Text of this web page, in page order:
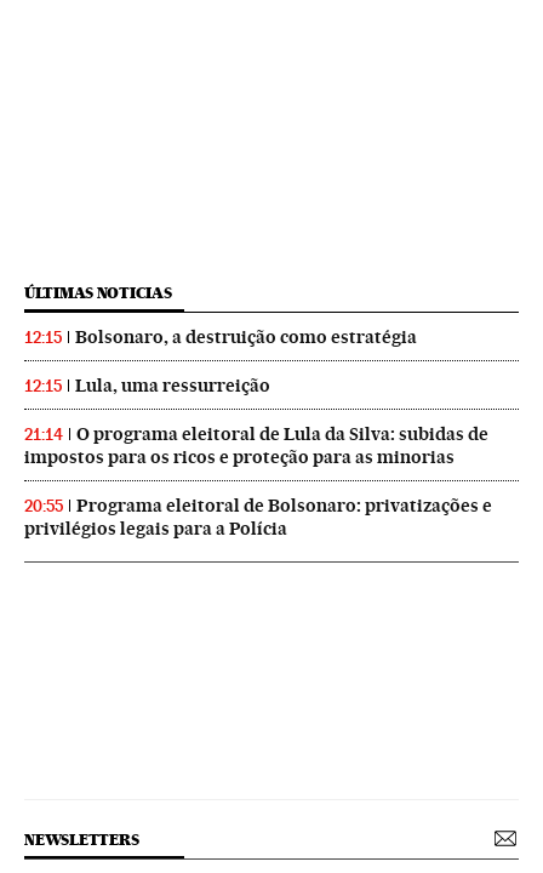
ÚLTIMAS NOTICIAS
12:15 Bolsonaro, a destruição como estratégia
12:15 Lula, uma ressurreição
21:14
O programa eleitoral de Lula da Silva: subidas de
impostos para os ricos e proteção para as minorias
20:55
Programa eleitoral de Bolsonaro: privatizações e
privilégios legais para a Polícia
NEWSLETTERS